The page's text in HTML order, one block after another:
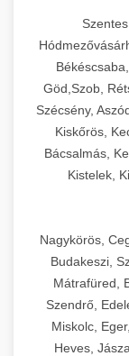
❄️ 25.
💧 26.
forgalmú
🧀 27.
Teljes
Göd,Szob,
Szécsény,
Kiskőrös,
Bácsalmás,
Kistelek,
Nagykörös,
Budakeszi,
Mátrafüred,
Szendrő,
Miskolc,
Heves,